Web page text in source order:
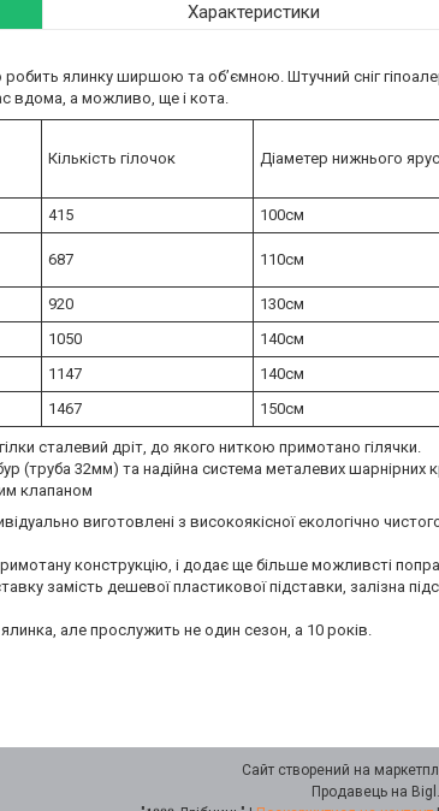
Характеристики
робить ялинку ширшою та об’ємною. Штучний сніг
вдома, а можливо, ще і кота.
Кількість гілочок Діаметер нижнього
415 100см
687 110см
920 130см
1050 140см
1147 140см
1467 150см
сталевий дріт, до якого ниткою примотано гілячки.
(труба 32мм) та надійна система металевих шарнірних
клапаном
виготовлені з високоякісної екологічно
конструкцію, і додає ще більше можливсті
замість дешевої пластикової підставки, залізна
але прослужить не один сезон, а 10 років.
Сайт створений на
Продавець на